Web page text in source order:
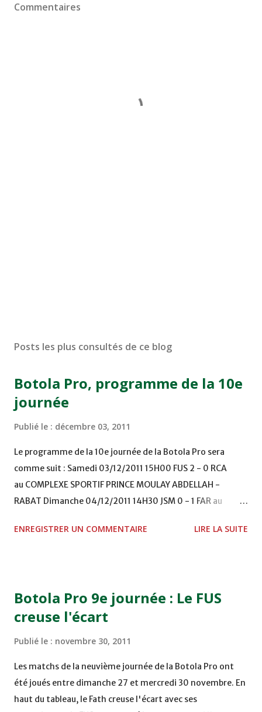
Commentaires
Posts les plus consultés de ce blog
Botola Pro, programme de la 10e
journée
Publié le : décembre 03, 2011
Le programme de la 10e journée de la Botola Pro sera
comme suit : Samedi 03/12/2011 15H00 FUS 2 - 0 RCA
au COMPLEXE SPORTIF PRINCE MOULAY ABDELLAH -
RABAT Dimanche 04/12/2011 14H30 JSM 0 - 1 FAR au
TERRAIN EL ABDI - EL JADIDA 16h30 OCK 0 - 1 HUSA
Mardi 06/12/2011 15H00 WAF - OCS au COMPLEXE SPORTIF
DE FES - FES WAC - MAS Reporté pour cause de finale de la
ENREGISTRER UN COMMENTAIRE LIRE LA SUITE
Botola Pro 9e journée : Le FUS
creuse l'écart
Publié le : novembre 30, 2011
Les matchs de la neuvième journée de la Botola Pro ont
été joués entre dimanche 27 et mercredi 30 novembre. En
haut du tableau, le Fath creuse l'écart avec ses